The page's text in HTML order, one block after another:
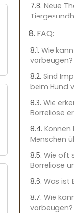
Neue
FAQ:
Wie
vorbeugen?
Sind
beim Hund
Wie
Borreliose
Können
Menschen
Wie oft
Borreliose
Was ist
Wie
vorbeugen?